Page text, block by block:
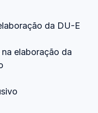
da DU-E
elaboração da